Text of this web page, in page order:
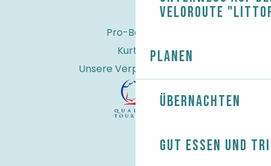
Veloroute
Planen
Übernachten
Gut essen und
Pro-Bereich
Kurtaxe
Unsere Verpflichtungen